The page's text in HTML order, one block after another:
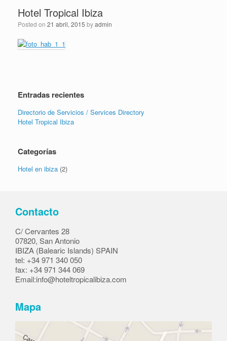
Hotel Tropical Ibiza
Posted on 21 abril, 2015 byadmin
Entradas recientes
Directorio de Servicios / Services Directory
Hotel Tropical Ibiza
Categorías
Hotel en ibiza (2)
Contacto
C/ Cervantes 28
07820, San Antonio
IBIZA (Balearic Islands) SPAIN
tel: +34 971 340 050
fax: +34 971 344 069
Email:info@hoteltropicalibiza.com
Mapa